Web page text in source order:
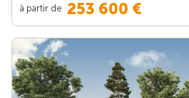
à partir de 253 600 €